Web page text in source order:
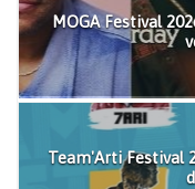
MOGA Festival
Team'Arti Festival